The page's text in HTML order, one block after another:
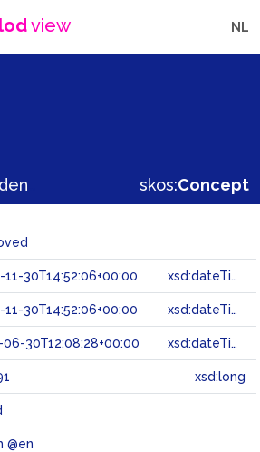
lodview NL
skos:Concept
11-30T14:52:06+00:00 xsd:dateTime
11-30T14:52:06+00:00 xsd:dateTime
06-30T12:08:28+00:00 xsd:dateTime
xsd:long
@en